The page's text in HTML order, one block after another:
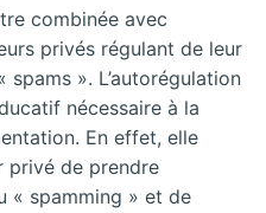
combinée avec
privés régulant de leur
». L’autorégulation
nécessaire à la
En effet, elle
privé de prendre
« spamming » et de